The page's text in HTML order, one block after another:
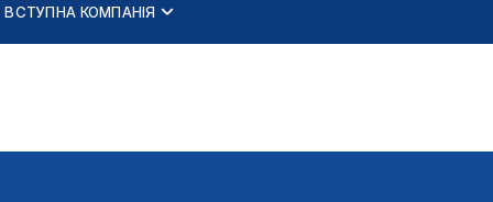
ВСТУПНА КОМПАНІЯ